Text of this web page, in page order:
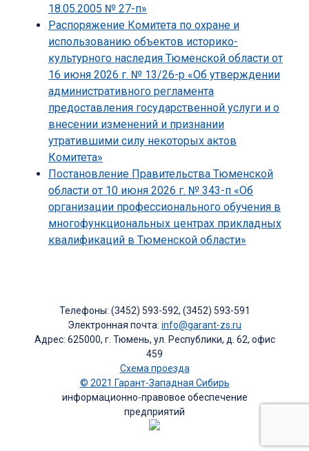
18.05.2005 № 27-п»
Распоряжение Комитета по охране и
использованию объектов историко-
культурного наследия Тюменской области от
16 июня 2026 г. № 13/26-р «Об утверждении
административного регламента
предоставления государственной услуги и о
внесении изменений и признании
утратившими силу некоторых актов
Комитета»
Постановление Правительства Тюменской
области от 10 июня 2026 г. № 343-п «Об
организации профессионального обучения в
многофункциональных центрах прикладных
квалификаций в Тюменской области»
Телефоны: (3452) 593-592, (3452) 593-591
Электронная почта: info@garant-zs.ru
Адрес: 625000, г. Тюмень, ул. Республики, д. 62, офис
459
Схема проезда
© 2021 Гарант-Западная Сибирь
информационно-правовое обеспечение
предприятий